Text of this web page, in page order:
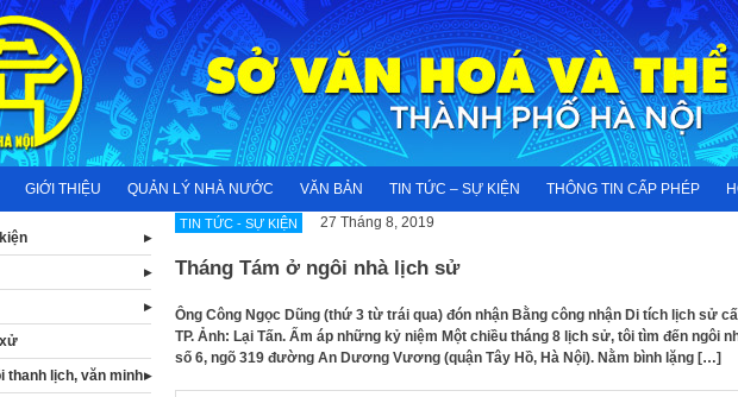
GIỚI THIỆU QUẢN LÝ NHÀ NƯỚC VĂN BẢN TIN TỨC – SỰ KIỆN THÔNG TIN CẤP PHÉP
TIN TỨC - SỰ KIỆN 27 Tháng 8, 2019
Tháng Tám ở ngôi nhà lịch sử
Ông Công Ngọc Dũng (thứ 3 từ trái qua) đón nhận Bằng công nhận Di tích lịch sử
TP. Ảnh: Lại Tấn. Ấm áp những kỷ niệm Một chiều tháng 8 lịch sử, tôi tìm đến ngôi
số 6, ngõ 319 đường An Dương Vương (quận Tây Hồ, Hà Nội). Nằm bình lặng […]
thanh lịch, văn minh